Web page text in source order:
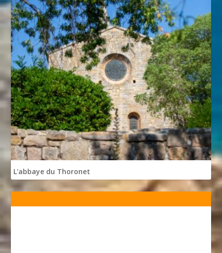
L'abbaye du Thoronet